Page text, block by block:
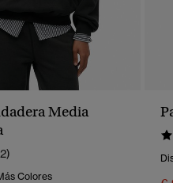
Media
Colores